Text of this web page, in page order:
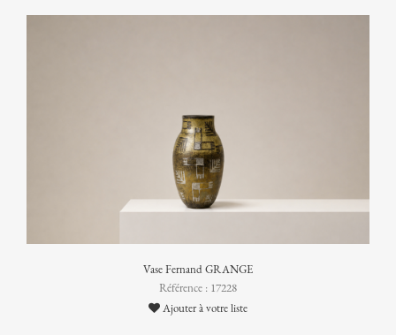
Vase Fernand GRANGE
Référence : 17228
Ajouter à votre liste